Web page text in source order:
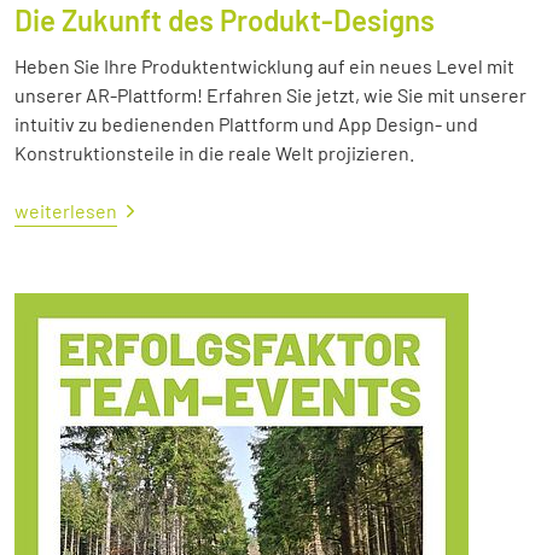
Die Zukunft des Produkt-Designs
Heben Sie Ihre Produktentwicklung auf ein neues Level mit
unserer AR-Plattform! Erfahren Sie jetzt, wie Sie mit unserer
intuitiv zu bedienenden Plattform und App Design- und
Konstruktionsteile in die reale Welt projizieren.
weiterlesen